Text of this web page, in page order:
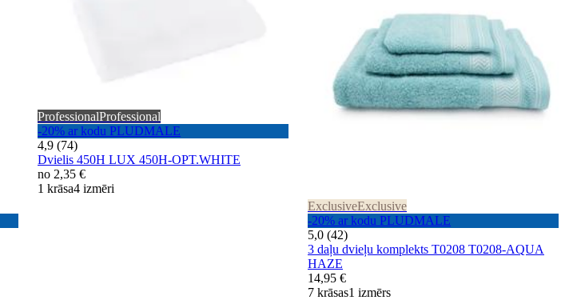
ProfessionalProfessional
-20% ar kodu PLUDMALE
4,9 (74)
Dvielis 450H LUX 450H-OPT.WHITE
no 2,35 €
1 krāsa4 izmēri
ExclusiveExclusive
-20% ar kodu PLUDMALE
5,0 (42)
3 daļu dvieļu komplekts T0208 T0208-AQUA
HAZE
14,95 €
7 krāsas1 izmērs